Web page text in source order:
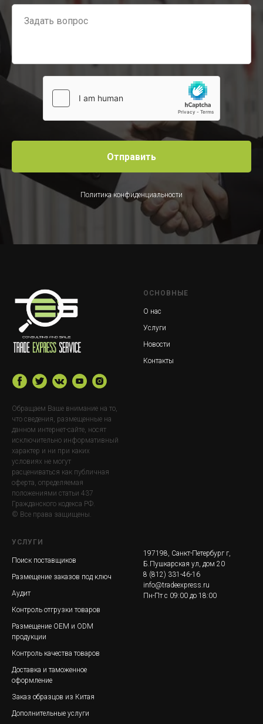
Отправить
Политика конфиденциальности
Обращаем Ваше внимание на то,
что сведения, размещенные на
данном интернет-сайте, носят
исключительно информативный
характер и ни при каких
условиях не могут
расцениваться как публичная
оферта, определяемая
положениями статьи 437
Гражданского кодекса РФ.
© Все права защищены.
ОСНОВНЫЕ
О нас
Услуги
Новости
Контакты
УСЛУГИ
Поиск поставщиков
Размещение заказов под ключ
Аудит
Контроль отгрузки товаров
Размещение ОЕМ и ОDM
продукции
Контроль качества товаров
Доставка и таможенное
оформление
Заказ образцов из Китая
Дополнительные услуги
197198, Санкт-Петербург г,
Б.Пушкарская ул, дом 20
8 (812) 331-46-16
info@tradeexpress.ru
Пн-Пт с 09:00 до 18:00